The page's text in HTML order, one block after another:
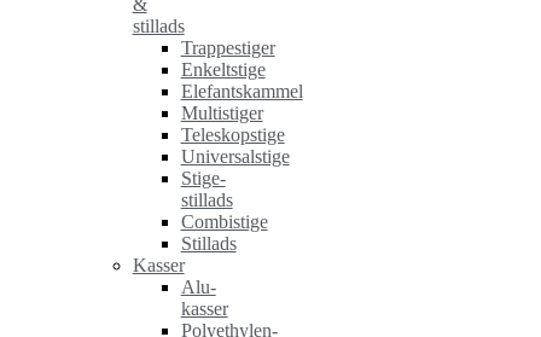
&
stillads
Trappestiger
Enkeltstige
Elefantskammel
Multistiger
Teleskopstige
Universalstige
Stige-
stillads
Combistige
Stillads
Kasser
Alu-
kasser
Polyethylen-